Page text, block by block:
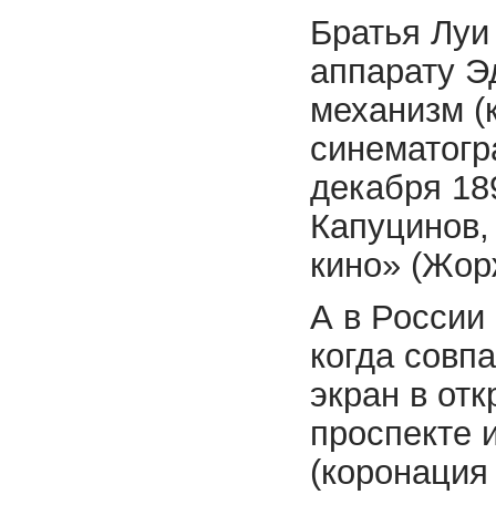
Братья
аппарату
механизм
декабря
кино»
А в России
когда
экран в
проспекте